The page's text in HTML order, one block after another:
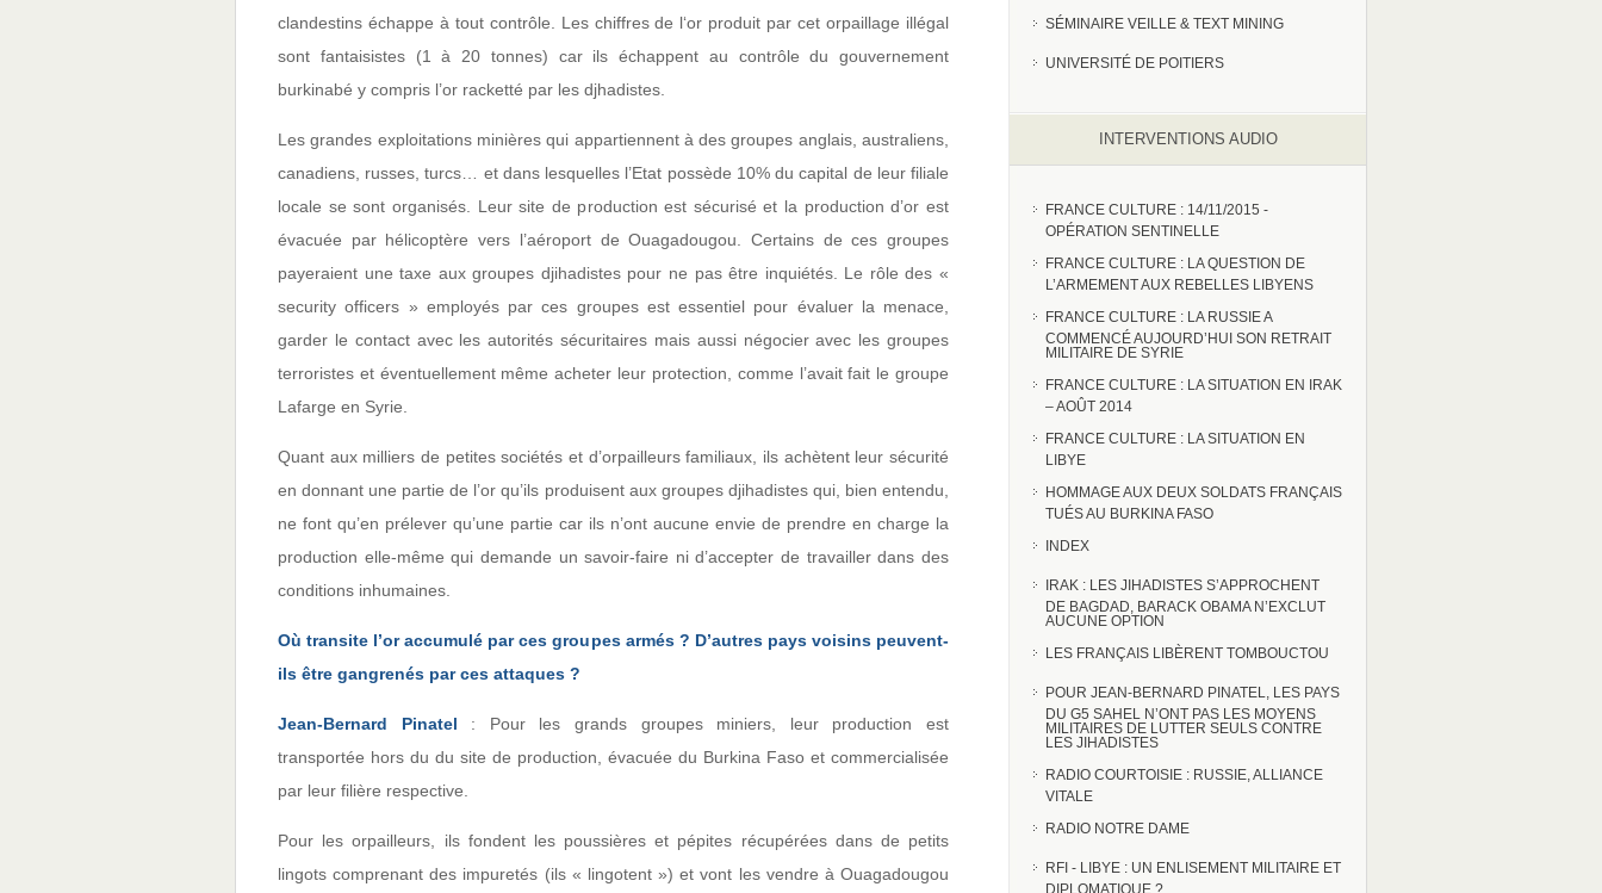
clandestins échappe à tout contrôle. Les chiffres de l‘or produit par cet orpaillage illégal
sont fantaisistes (1 à 20 tonnes) car ils échappent au contrôle du gouvernement
burkinabé y compris l’or racketté par les djhadistes.
Les grandes exploitations minières qui appartiennent à des groupes anglais, australiens,
canadiens, russes, turcs… et dans lesquelles l’Etat possède 10% du capital de leur filiale
locale se sont organisés. Leur site de production est sécurisé et la production d’or est
évacuée par hélicoptère vers l’aéroport de Ouagadougou. Certains de ces groupes
payeraient une taxe aux groupes djihadistes pour ne pas être inquiétés. Le rôle des «
security officers » employés par ces groupes est essentiel pour évaluer la menace,
garder le contact avec les autorités sécuritaires mais aussi négocier avec les groupes
terroristes et éventuellement même acheter leur protection, comme l’avait fait le groupe
Lafarge en Syrie.
Quant aux milliers de petites sociétés et d’orpailleurs familiaux, ils achètent leur sécurité
en donnant une partie de l’or qu’ils produisent aux groupes djihadistes qui, bien entendu,
ne font qu’en prélever qu’une partie car ils n’ont aucune envie de prendre en charge la
production elle-même qui demande un savoir-faire ni d’accepter de travailler dans des
conditions inhumaines.
Où transite l’or accumulé par ces groupes armés ? D’autres pays voisins peuvent-
ils être gangrenés par ces attaques ?
Jean-Bernard Pinatel : Pour les grands groupes miniers, leur production est
transportée hors du du site de production, évacuée du Burkina Faso et commercialisée
par leur filière respective.
Pour les orpailleurs, ils fondent les poussières et pépites récupérées dans de petits
lingots comprenant des impuretés (ils « lingotent ») et vont les vendre à Ouagadougou
SÉMINAIRE VEILLE & TEXT MINING
UNIVERSITÉ DE POITIERS
INTERVENTIONS AUDIO
FRANCE CULTURE : 14/11/2015 -
OPÉRATION SENTINELLE
FRANCE CULTURE : LA QUESTION DE
L’ARMEMENT AUX REBELLES LIBYENS
FRANCE CULTURE : LA RUSSIE A
COMMENCÉ AUJOURD’HUI SON RETRAIT
MILITAIRE DE SYRIE
FRANCE CULTURE : LA SITUATION EN IRAK
– AOÛT 2014
FRANCE CULTURE : LA SITUATION EN
LIBYE
HOMMAGE AUX DEUX SOLDATS FRANÇAIS
TUÉS AU BURKINA FASO
INDEX
IRAK : LES JIHADISTES S’APPROCHENT
DE BAGDAD, BARACK OBAMA N’EXCLUT
AUCUNE OPTION
LES FRANÇAIS LIBÈRENT TOMBOUCTOU
POUR JEAN-BERNARD PINATEL, LES PAYS
DU G5 SAHEL N’ONT PAS LES MOYENS
MILITAIRES DE LUTTER SEULS CONTRE
LES JIHADISTES
RADIO COURTOISIE : RUSSIE, ALLIANCE
VITALE
RADIO NOTRE DAME
RFI - LIBYE : UN ENLISEMENT MILITAIRE ET
DIPLOMATIQUE ?